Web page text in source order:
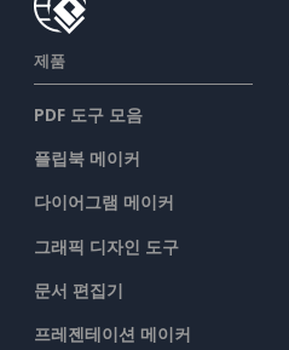
제품
PDF 도구 모음
플립북 메이커
다이어그램 메이커
그래픽 디자인 도구
문서 편집기
프레젠테이션 메이커